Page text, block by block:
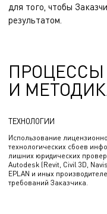
для того, чтобы
результатом.
ПРОЦЕССЫ
И
ТЕХНОЛОГИИ
Использование
технологических сбоев
лишних юридических
Autodesk (Revit, Civil 3D,
EPLAN и иных
требований Заказчика.